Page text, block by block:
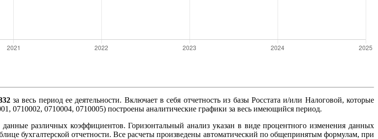
за весь период ее деятельности. Включает в себя отчетность из базы Росстата и/или Налоговой, которые
0710002, 0710004, 0710005) построены аналитические графики за весь имеющийся период.
различных коэффициентов. Горизонтальный анализ указан в виде процентного изменения данных
бухгалтерской отчетности. Все расчеты произведены автоматический по общепринятым формулам, при